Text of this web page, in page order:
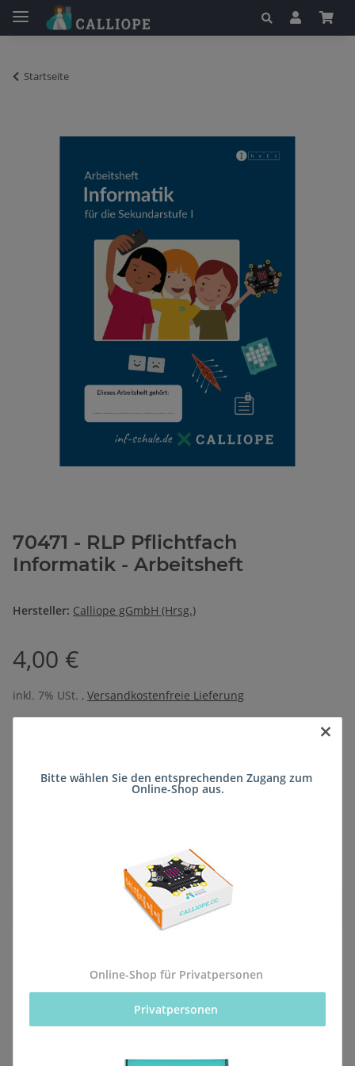
Startseite
70471 - RLP Pflichtfach
Informatik - Arbeitsheft
Hersteller: Calliope gGmbH (Hrsg.)
4,00 €
inkl. 7% USt. , Versandkostenfreie Lieferung
Lieferzeit:ca. 5 Wochen(DE - kein
Beschreibung
Alle Bestellungen für dieses Produkt werden direkt an
die Schule (Integrierte Gesamtschule Sophie Sondhelm
×
Bitte wählen Sie den entsprechenden Zugang zum
Online-Shop aus.
Online-Shop für Privatpersonen
Privatpersonen